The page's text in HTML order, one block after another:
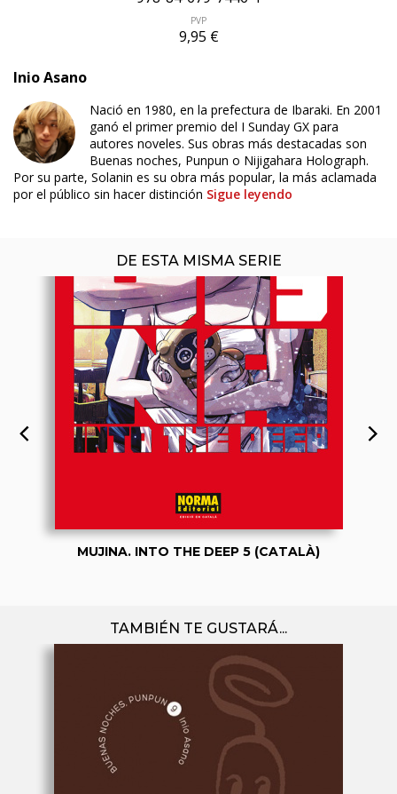
PVP
9,95 €
Inio Asano
Nació en 1980, en la prefectura de Ibaraki. En 2001
ganó el primer premio del I Sunday GX para
autores noveles. Sus obras más destacadas son
Buenas noches, Punpun o Nijigahara Holograph.
Por su parte, Solanin es su obra más popular, la más aclamada
por el público sin hacer distinción Sigue leyendo
DE ESTA MISMA SERIE
MUJINA. INTO THE DEEP 5 (CATALÀ)
TAMBIÉN TE GUSTARÁ...